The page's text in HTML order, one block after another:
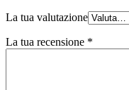
La tua valutazione
La tua recensione *